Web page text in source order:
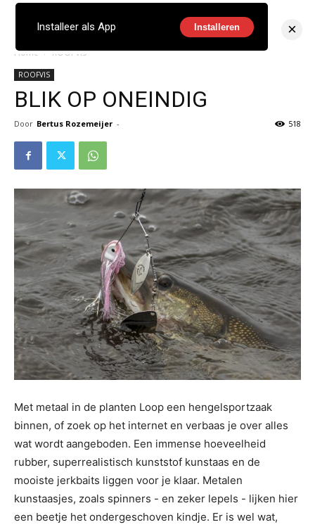
Home ROOFVIS
ROOFVIS
BLIK OP ONEINDIG
Door Bertus Rozemeijer - 518
Met metaal in de planten Loop een hengelsportzaak
binnen, of zoek op het internet en verbaas je over alles
wat wordt aangeboden. Een immense hoeveelheid
rubber, superrealistisch kunststof kunstaas en de
mooiste jerkbaits liggen voor je klaar. Metalen
kunstaasjes, zoals spinners - en zeker lepels - lijken hier
een beetje het ondergeschoven kindje. Er is wel wat,
Installeer als App Installeren ×